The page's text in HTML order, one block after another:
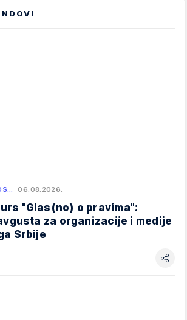
06.08.2026.
"Glas(no) o pravima":
za organizacije i medije
Srbije